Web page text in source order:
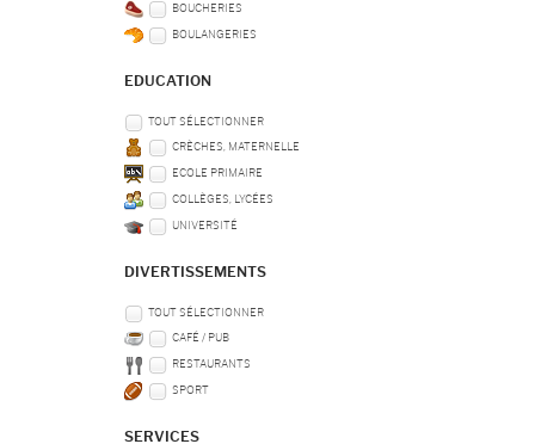
BOUCHERIES
BOULANGERIES
EDUCATION
TOUT SÉLECTIONNER
CRÈCHES, MATERNELLE
ECOLE PRIMAIRE
COLLÈGES, LYCÉES
UNIVERSITÉ
DIVERTISSEMENTS
TOUT SÉLECTIONNER
CAFÉ / PUB
RESTAURANTS
SPORT
SERVICES